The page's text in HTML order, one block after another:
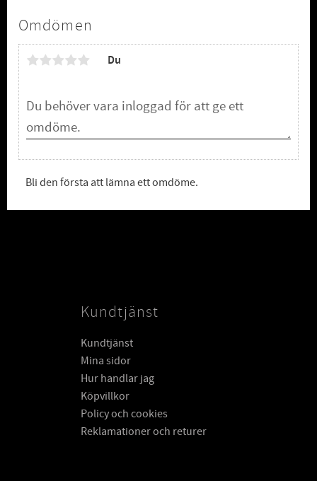
Omdömen
Du
Bli den första att lämna ett omdöme.
Kundtjänst
Kundtjänst
Mina sidor
Hur handlar jag
Köpvillkor
Policy och cookies
Reklamationer och returer